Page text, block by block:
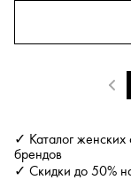
✓ Каталог женских
брендов
✓ Скидки до 50%